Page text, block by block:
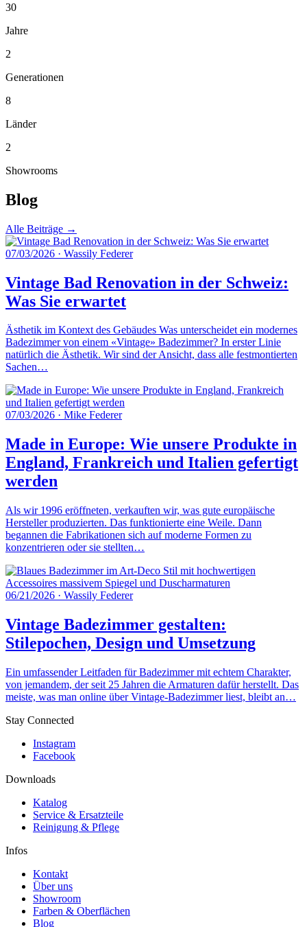
30
Jahre
2
Generationen
8
Länder
2
Showrooms
Blog
Alle Beiträge →
07/03/2026 · Wassily Federer
Vintage Bad Renovation in der Schweiz:
Was Sie erwartet
Ästhetik im Kontext des Gebäudes Was unterscheidet ein modernes
Badezimmer von einem «Vintage» Badezimmer? In erster Linie
natürlich die Ästhetik. Wir sind der Ansicht, dass alle festmontierten
Sachen…
07/03/2026 · Mike Federer
Made in Europe: Wie unsere Produkte in
England, Frankreich und Italien gefertigt
werden
Als wir 1996 eröffneten, verkauften wir, was gute europäische
Hersteller produzierten. Das funktionierte eine Weile. Dann
begannen die Fabrikationen sich auf moderne Formen zu
konzentrieren oder sie stellten…
06/21/2026 · Wassily Federer
Vintage Badezimmer gestalten:
Stilepochen, Design und Umsetzung
Ein umfassender Leitfaden für Badezimmer mit echtem Charakter,
von jemandem, der seit 25 Jahren die Armaturen dafür herstellt. Das
meiste, was man online über Vintage-Badezimmer liest, bleibt an…
Stay Connected
Instagram
Facebook
Downloads
Katalog
Service & Ersatzteile
Reinigung & Pflege
Infos
Kontakt
Über uns
Showroom
Farben & Oberflächen
Blog